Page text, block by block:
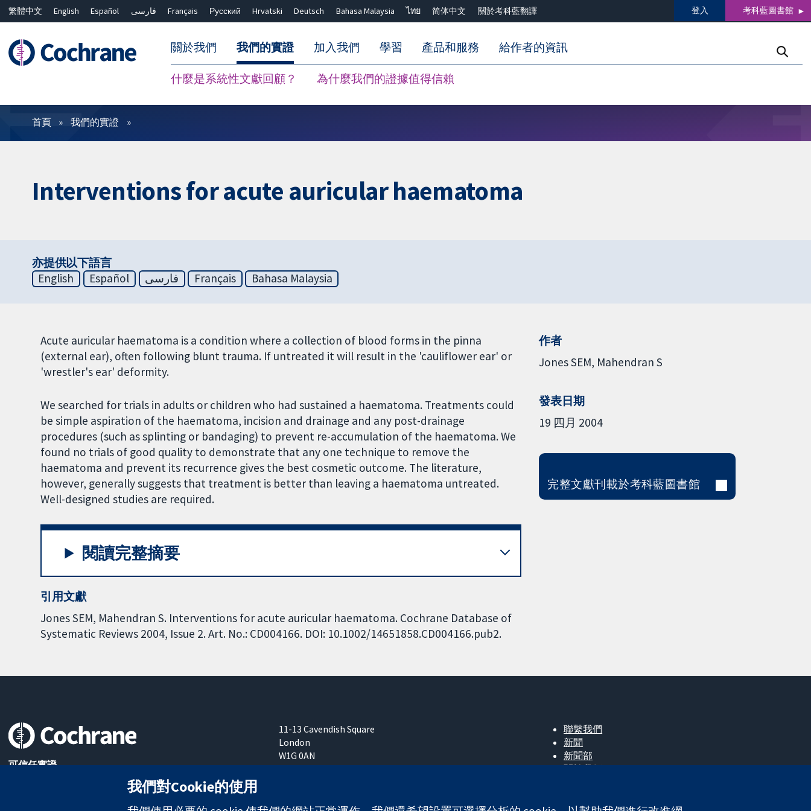
繁體中文 English Español فارسی Français Русский Hrvatski Deutsch Bahasa Malaysia ไทย 简体中文 關於考科藍翻譯 登入 考科藍圖書館
關於我們 我們的實證
什麼是系統性文獻回顧？ 為什麼我們的證據值得信賴
加入我們 學習 產品和服務 給作者的資訊
篩選條件
首頁 我們的實證
Interventions for acute auricular haematoma
亦提供以下語言
English
Español فارسی Français Bahasa Malaysia
Acute auricular haematoma is a condition where a collection of blood forms in the pinna
(external ear), often following blunt trauma. If untreated it will result in the 'cauliflower ear' or
'wrestler's ear' deformity.
We searched for trials in adults or children who had sustained a haematoma. Treatments could
be simple aspiration of the haematoma, incision and drainage and any post-drainage
procedures (such as splinting or bandaging) to prevent re-accumulation of the haematoma. We
found no trials of good quality to demonstrate that any one technique to remove the
haematoma and prevent its recurrence gives the best cosmetic outcome. The literature,
however, generally suggests that treatment is better than leaving a haematoma untreated.
Well-designed studies are required.
閱讀完整摘要
引用文獻
Jones SEM, Mahendran S. Interventions for acute auricular haematoma. Cochrane Database of
Systematic Reviews 2004, Issue 2. Art. No.: CD004166. DOI: 10.1002/14651858.CD004166.pub2.
作者
Jones SEM Mahendran S
發表日期
19 四月 2004
完整文獻刊載於考科藍圖書館
可信任實證
11-13 Cavendish Square
London
W1G 0AN
United Kingdom
聯繫我們
新聞
新聞部
關於我們
我們對Cookie的使用